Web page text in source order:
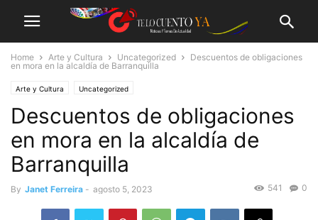
Home Arte y Cultura Uncategorized
Descuentos de obligaciones
en mora en la alcaldía de Barranquilla
Arte y Cultura Uncategorized
Descuentos de obligaciones
en mora en la alcaldía de
Barranquilla
By Janet Ferreira - agosto 5, 2023 0
541